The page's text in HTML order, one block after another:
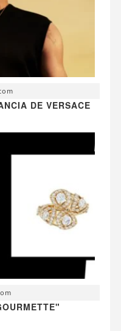
DE VERSACE